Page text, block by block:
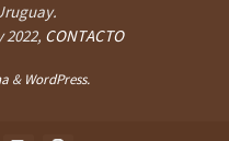
2022, CONTACTO
& WordPress.